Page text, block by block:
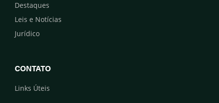
Destaques
Leis e Notícias
Jurídico
CONTATO
Links Úteis